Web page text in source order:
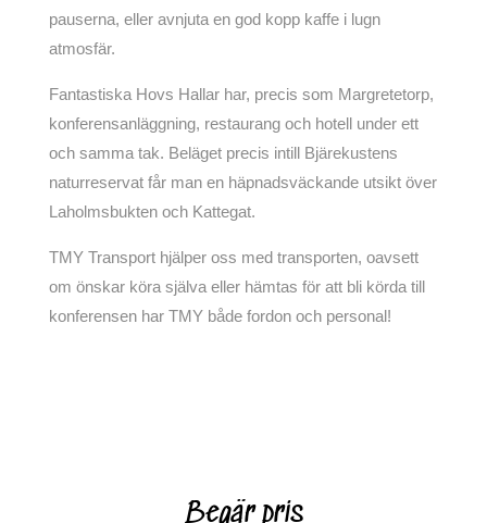
pauserna, eller avnjuta en god kopp kaffe i lugn
atmosfär.
Fantastiska Hovs Hallar har, precis som Margretetorp,
konferensanläggning, restaurang och hotell under ett
och samma tak. Beläget precis intill Bjärekustens
naturreservat får man en häpnadsväckande utsikt över
Laholmsbukten och Kattegat.
TMY Transport hjälper oss med transporten, oavsett
om önskar köra själva eller hämtas för att bli körda till
konferensen har TMY både fordon och personal!
Begär pris